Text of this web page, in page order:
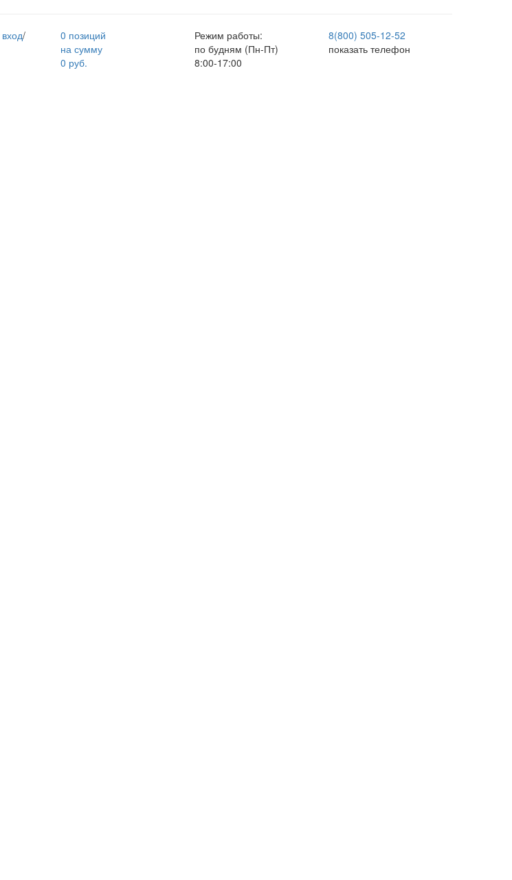
вход/
0 позиций
на сумму
0 руб.
Режим работы:
по будням (Пн-Пт)
8:00-17:00
8(800) 505-12-52
показать телефон